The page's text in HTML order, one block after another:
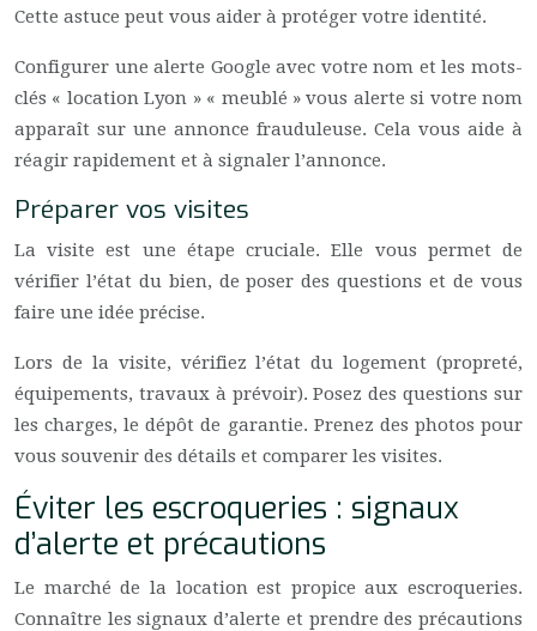
Cette astuce peut vous aider à protéger votre identité.
Configurer une alerte Google avec votre nom et les mots-
clés « location Lyon » « meublé » vous alerte si votre nom
apparaît sur une annonce frauduleuse. Cela vous aide à
réagir rapidement et à signaler l’annonce.
Préparer vos visites
La visite est une étape cruciale. Elle vous permet de
vérifier l’état du bien, de poser des questions et de vous
faire une idée précise.
Lors de la visite, vérifiez l’état du logement (propreté,
équipements, travaux à prévoir). Posez des questions sur
les charges, le dépôt de garantie. Prenez des photos pour
vous souvenir des détails et comparer les visites.
Éviter les escroqueries : signaux
d’alerte et précautions
Le marché de la location est propice aux escroqueries.
Connaître les signaux d’alerte et prendre des précautions